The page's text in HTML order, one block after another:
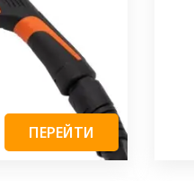
ПЕРЕЙТИ